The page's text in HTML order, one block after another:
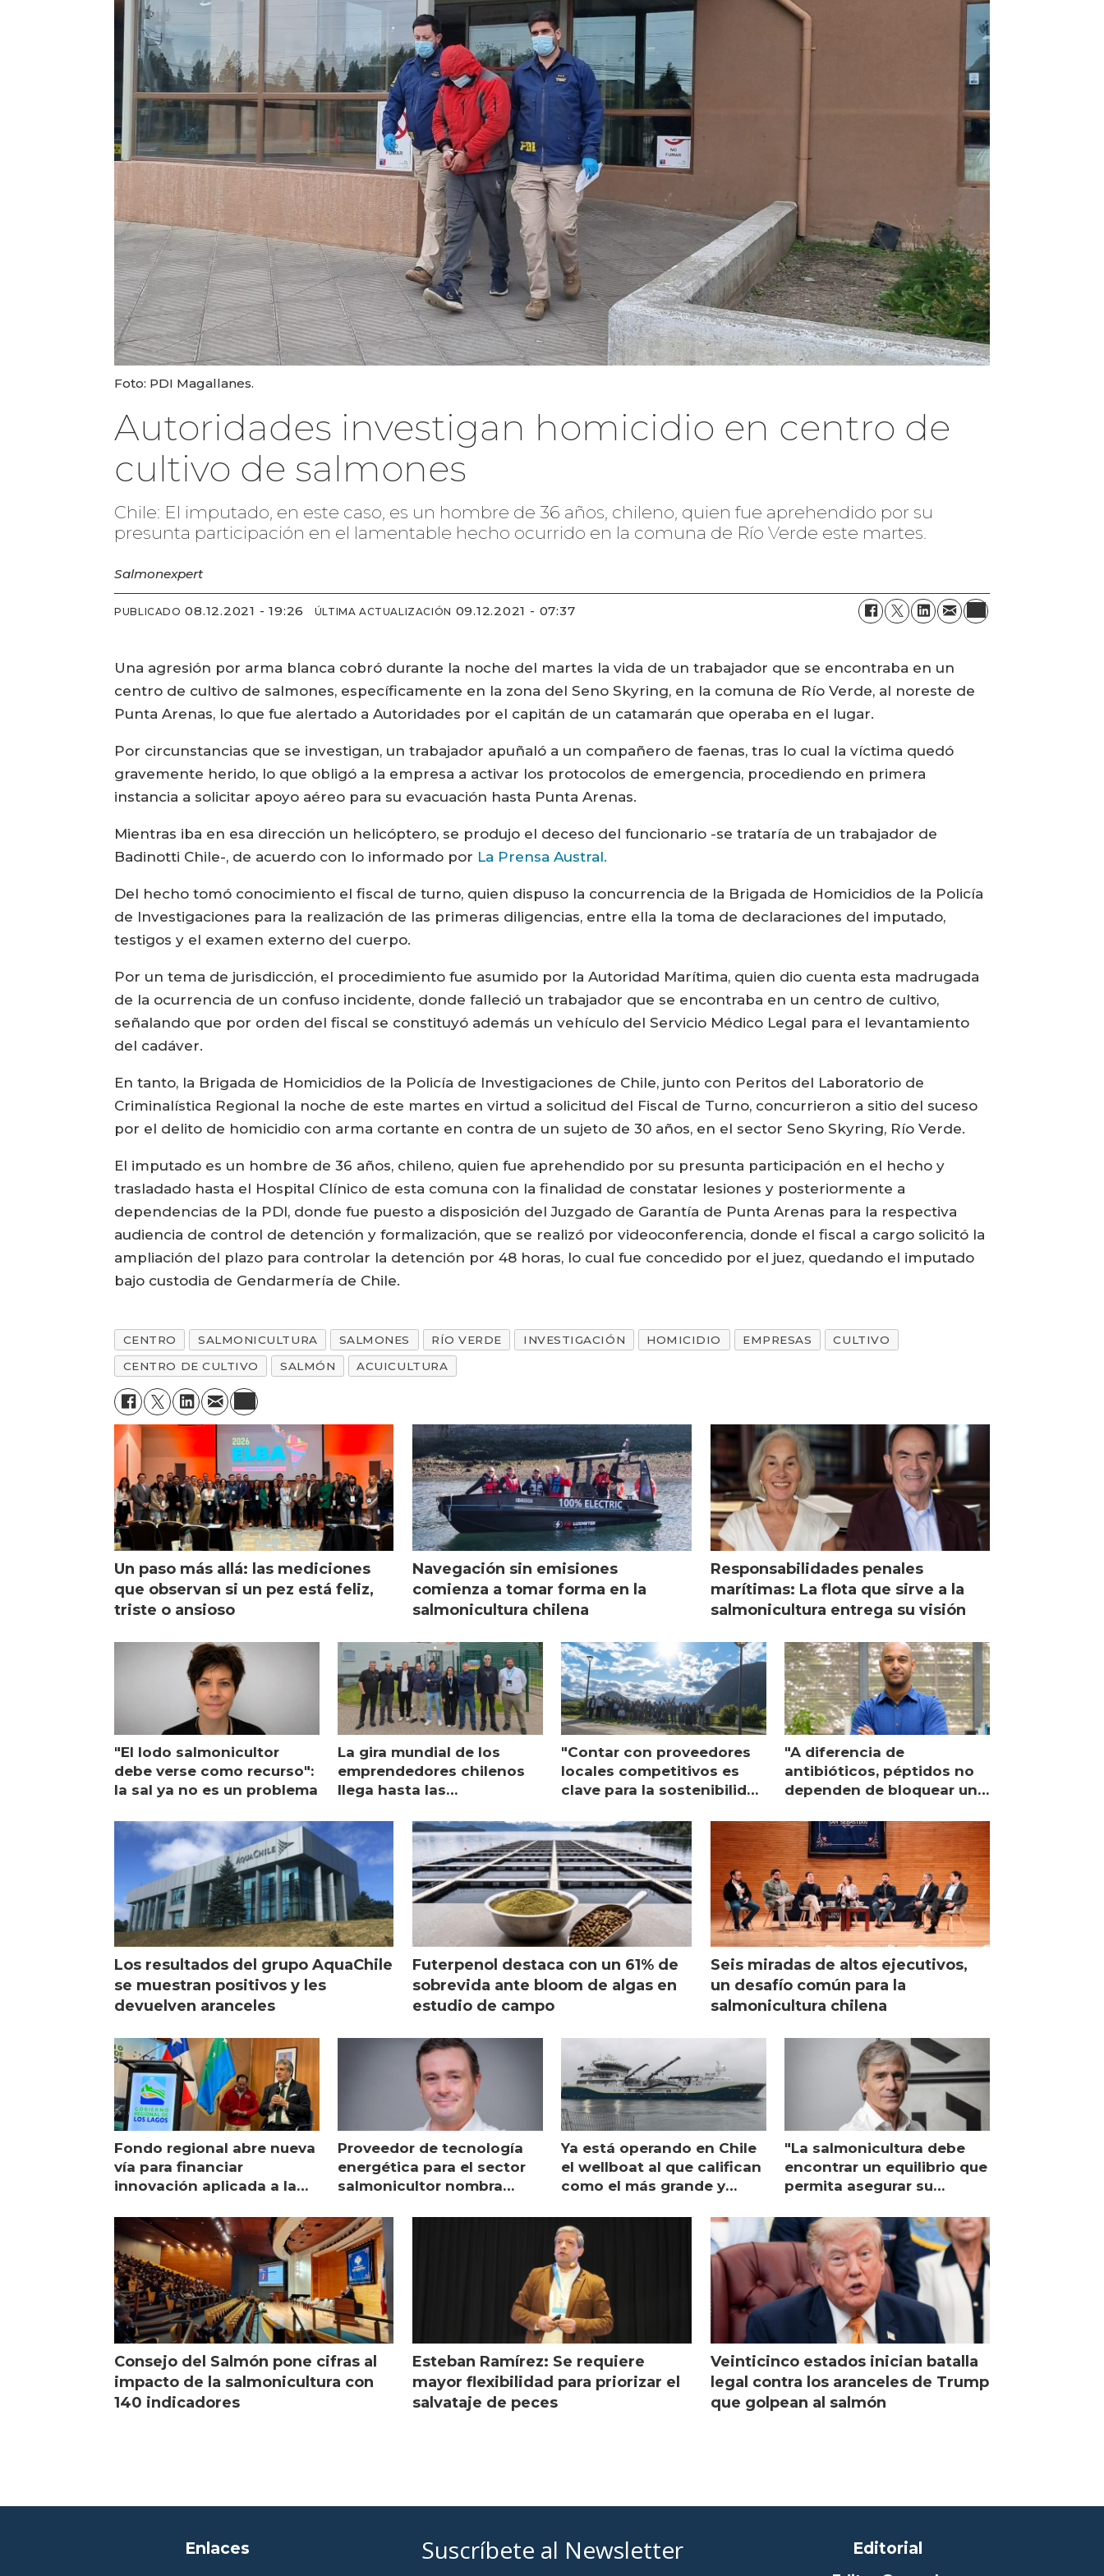
Foto: PDI Magallanes.
Autoridades investigan homicidio en centro de
cultivo de salmones
Chile: El imputado, en este caso, es un hombre de 36 años, chileno, quien fue aprehendido por su
presunta participación en el lamentable hecho ocurrido en la comuna de Río Verde este martes.
Salmonexpert
PUBLICADO 08.12.2021 - 19:26 ÚLTIMA ACTUALIZACIÓN 09.12.2021 - 07:37
Una agresión por arma blanca cobró durante la noche del martes la vida de un trabajador que se encontraba en un
centro de cultivo de salmones, específicamente en la zona del Seno Skyring, en la comuna de Río Verde, al noreste de
Punta Arenas, lo que fue alertado a Autoridades por el capitán de un catamarán que operaba en el lugar.
Por circunstancias que se investigan, un trabajador apuñaló a un compañero de faenas, tras lo cual la víctima quedó
gravemente herido, lo que obligó a la empresa a activar los protocolos de emergencia, procediendo en primera
instancia a solicitar apoyo aéreo para su evacuación hasta Punta Arenas.
Mientras iba en esa dirección un helicóptero, se produjo el deceso del funcionario -se trataría de un trabajador de
Badinotti Chile-, de acuerdo con lo informado por La Prensa Austral.
Del hecho tomó conocimiento el fiscal de turno, quien dispuso la concurrencia de la Brigada de Homicidios de la Policía
de Investigaciones para la realización de las primeras diligencias, entre ella la toma de declaraciones del imputado,
testigos y el examen externo del cuerpo.
Por un tema de jurisdicción, el procedimiento fue asumido por la Autoridad Marítima, quien dio cuenta esta madrugada
de la ocurrencia de un confuso incidente, donde falleció un trabajador que se encontraba en un centro de cultivo,
señalando que por orden del fiscal se constituyó además un vehículo del Servicio Médico Legal para el levantamiento
del cadáver.
En tanto, la Brigada de Homicidios de la Policía de Investigaciones de Chile, junto con Peritos del Laboratorio de
Criminalística Regional la noche de este martes en virtud a solicitud del Fiscal de Turno, concurrieron a sitio del suceso
por el delito de homicidio con arma cortante en contra de un sujeto de 30 años, en el sector Seno Skyring, Río Verde.
El imputado es un hombre de 36 años, chileno, quien fue aprehendido por su presunta participación en el hecho y
trasladado hasta el Hospital Clínico de esta comuna con la finalidad de constatar lesiones y posteriormente a
dependencias de la PDI, donde fue puesto a disposición del Juzgado de Garantía de Punta Arenas para la respectiva
audiencia de control de detención y formalización, que se realizó por videoconferencia, donde el fiscal a cargo solicitó la
ampliación del plazo para controlar la detención por 48 horas, lo cual fue concedido por el juez, quedando el imputado
bajo custodia de Gendarmería de Chile.
CENTRO SALMONICULTURA SALMONES RÍO VERDE INVESTIGACIÓN HOMICIDIO EMPRESAS
CULTIVO
CENTRO DE CULTIVO
SALMÓN ACUICULTURA
Un paso más allá: las mediciones
que observan si un pez está feliz,
triste o ansioso
Navegación sin emisiones
comienza a tomar forma en la
salmonicultura chilena
Responsabilidades penales
marítimas: La flota que sirve a la
salmonicultura entrega su visión
"El lodo salmonicultor
debe verse como recurso":
la sal ya no es un problema
La gira mundial de los
emprendedores chilenos
llega hasta las
Escocia
"Contar con proveedores
locales competitivos es
clave para la sostenibilidad
"A diferencia de
antibióticos, péptidos no
dependen de bloquear una
Los resultados del grupo AquaChile
se muestran positivos y les
devuelven aranceles
Futerpenol destaca con un 61% de
sobrevida ante bloom de algas en
estudio de campo
Seis miradas de altos ejecutivos,
un desafío común para la
salmonicultura chilena
Fondo regional abre nueva
vía para financiar
innovación aplicada a la
Proveedor de tecnología
energética para el sector
salmonicultor nombra
Ya está operando en Chile
el wellboat al que califican
como el más grande y
"La salmonicultura debe
encontrar un equilibrio que
permita asegurar su
Consejo del Salmón pone cifras al
impacto de la salmonicultura con
140 indicadores
Esteban Ramírez: Se requiere
mayor flexibilidad para priorizar el
salvataje de peces
Veinticinco estados inician batalla
legal contra los aranceles de Trump
que golpean al salmón
Enlaces Suscríbete al Newsletter Editorial